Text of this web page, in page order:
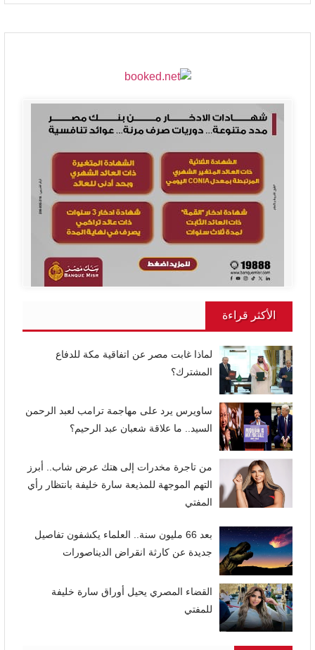
الأكثر قراءة
لماذا غابت مصر عن اتفاقية مكة للدفاع
المشترك؟
ساويرس يرد على مهاجمة ترامب لعبد الرحمن
السيد.. ما علاقة شعبان عبد الرحيم؟
من تاجرة مخدرات إلى هتك عرض شاب.. أبرز
التهم الموجهة للمذيعة سارة خليفة بانتظار رأي
المفتي
بعد 66 مليون سنة.. العلماء يكشفون تفاصيل
جديدة عن كارثة انقراض الديناصورات
القضاء المصري يحيل أوراق سارة خليفة
للمفتي